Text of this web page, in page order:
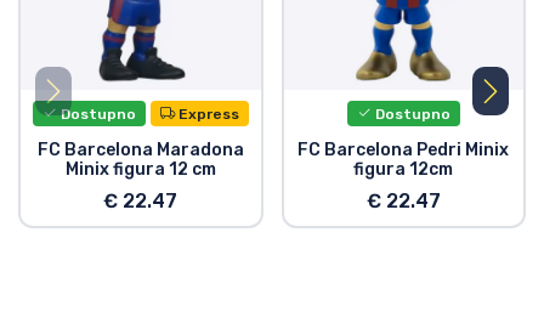
Dostupno Express
FC Barcelona Maradona
Minix figura 12 cm
€ 22.47
Dostupno
FC Barcelona Pedri Minix
figura 12cm
€ 22.47